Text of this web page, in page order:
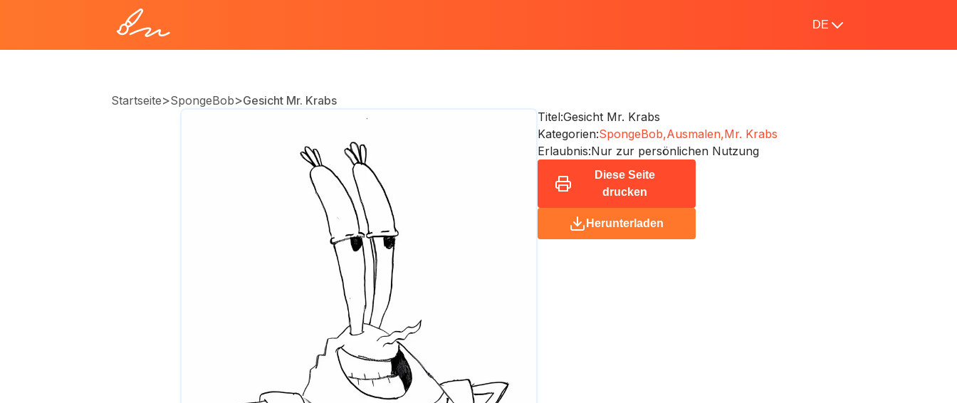
DE
Startseite>SpongeBob>Gesicht Mr. Krabs
Titel:Gesicht Mr. Krabs
Kategorien:SpongeBob,Ausmalen,Mr. Krabs
Erlaubnis:Nur zur persönlichen Nutzung
Diese Seite
drucken
Herunterladen